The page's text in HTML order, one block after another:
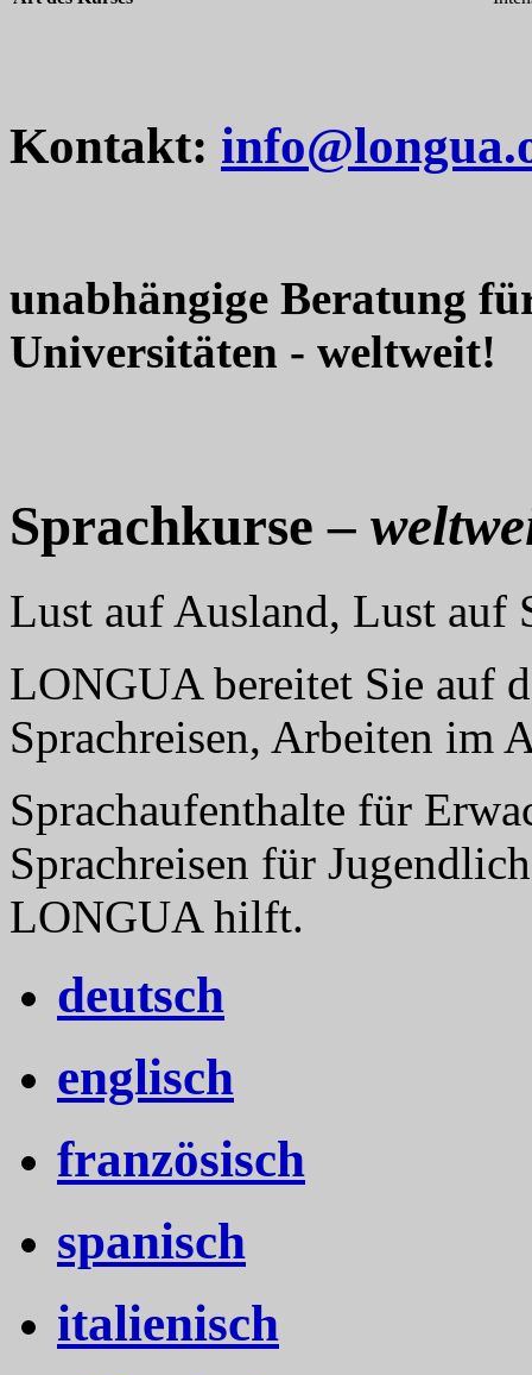
Kontakt:
unabhängige Beratung
Universitäten - weltweit!
Sprachkurse –
Lust auf Ausland, Lust auf
LONGUA bereitet Sie auf
Sprachreisen, Arbeiten im
Sprachaufenthalte für
Sprachreisen für
LONGUA hilft.
deutsch
englisch
französisch
spanisch
italienisch